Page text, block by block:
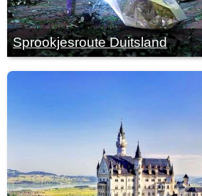
Sprookjesroute Duitsland